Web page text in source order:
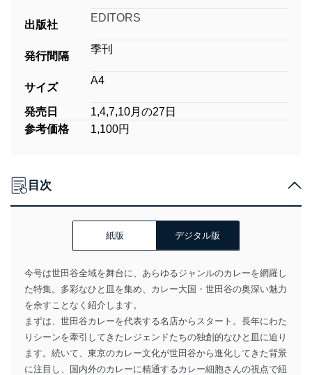
出版社
EDITORS
発行間隔
季刊
サイズ
A4
発売日
1,4,7,10月の27日
参考価格
1,100円
目次
紙版 デジタル版
今号は世田谷全域を舞台に、あらゆるジャンルのカレーを網羅し
た特集。多彩なひと皿を集め、カレー大国・世田谷の奥深い魅力
を余すことなく紹介します。
まずは、世田谷カレーを代表する名店からスタート。長年にわた
りシーンを牽引してきたレジェンドたちの独創的なひと皿に迫り
ます。続いて、東京のカレー文化が世田谷から進化してきた背景
に注目し、国内外のカレーに精通するカレー細胞さんの視点で紐